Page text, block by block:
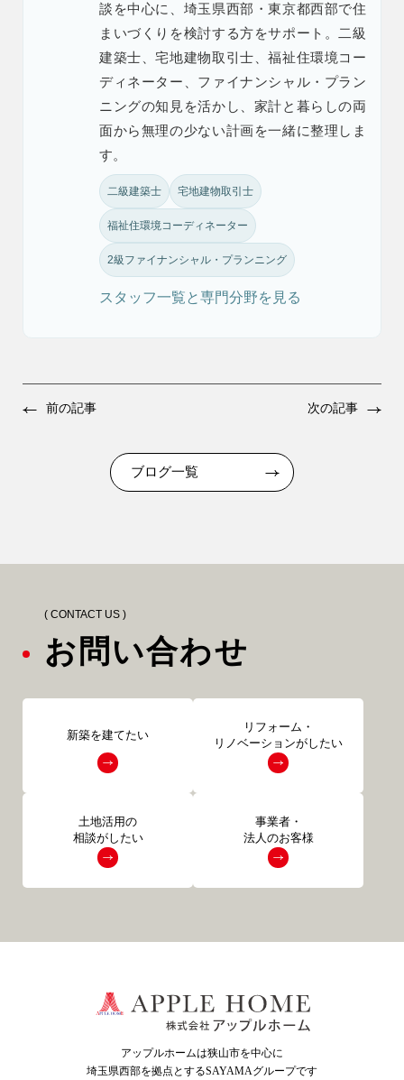
談を中心に、埼玉県西部・東京都西部で住
まいづくりを検討する方をサポート。二級
建築士、宅地建物取引士、福祉住環境コー
ディネーター、ファイナンシャル・プラン
ニングの知見を活かし、家計と暮らしの両
面から無理の少ない計画を一緒に整理しま
す。
二級建築士 宅地建物取引士
福祉住環境コーディネーター
2級ファイナンシャル・プランニング
スタッフ一覧と専門分野を見る
前の記事 次の記事
ブログ一覧
( CONTACT US )
お問い合わせ
新築を建てたい
リフォーム・
リノベーションがしたい
土地活用の
相談がしたい
事業者・
法人のお客様
アップルホームは狭山市を中心に
埼玉県西部を拠点とするSAYAMAグループです